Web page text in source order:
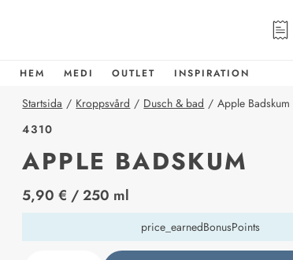
HEM MEDI OUTLET INSPIRATION
Startsida / Kroppsvård / Dusch & bad / Apple Badskum
4310
APPLE BADSKUM
price_label
5,90 € / 250 ml
price_earnedBonusPoints